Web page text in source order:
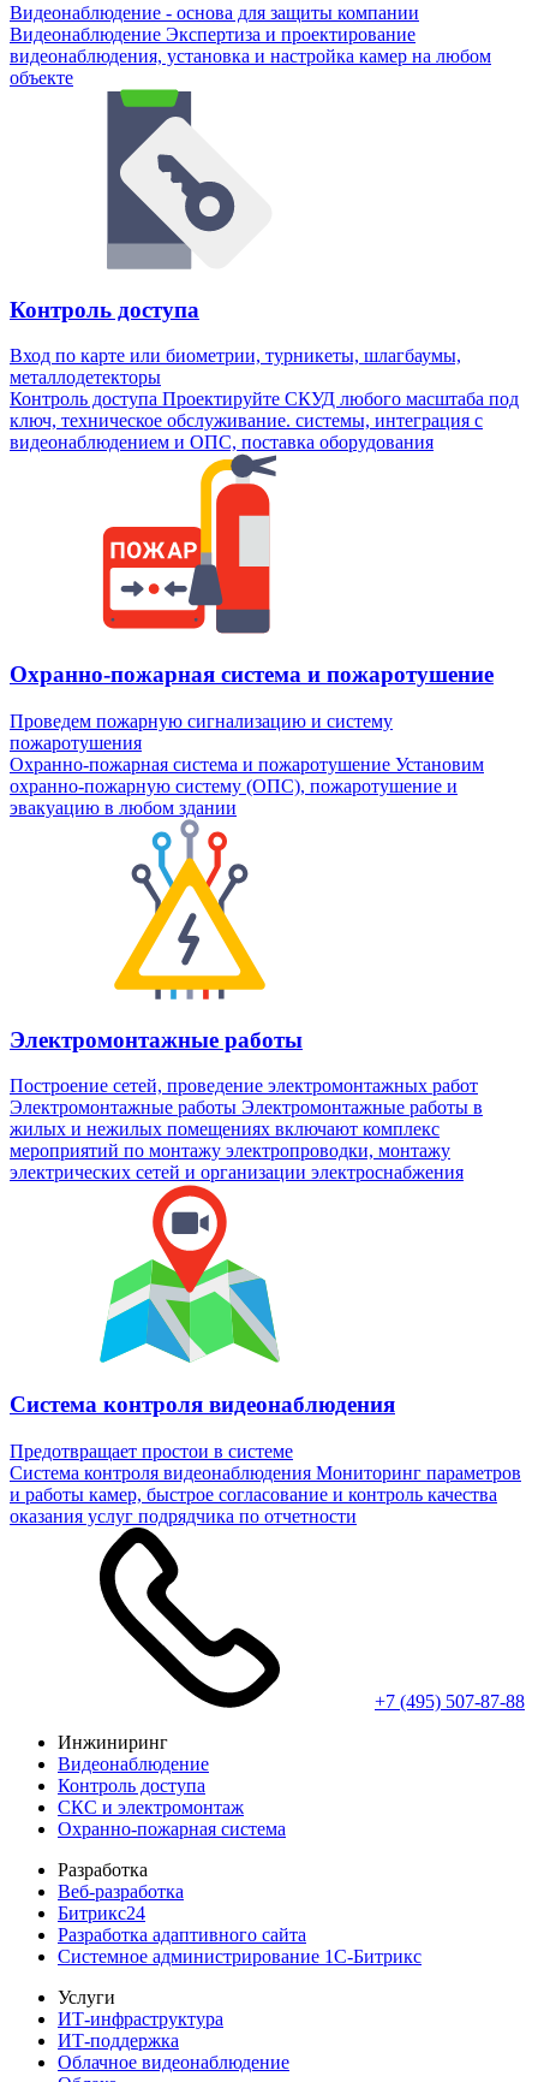
Видеонаблюдение - основа для защиты компании
Видеонаблюдение Экспертиза и проектирование
видеонаблюдения, установка и настройка камер на любом
объекте
Контроль доступа
Вход по карте или биометрии, турникеты, шлагбаумы,
металлодетекторы
Контроль доступа Проектируйте СКУД любого масштаба под
ключ, техническое обслуживание. системы, интеграция с
видеонаблюдением и ОПС, поставка оборудования
Охранно-пожарная система и пожаротушение
Проведем пожарную сигнализацию и систему
пожаротушения
Охранно-пожарная система и пожаротушение Установим
охранно-пожарную систему (ОПС), пожаротушение и
эвакуацию в любом здании
Электромонтажные работы
Построение сетей, проведение электромонтажных работ
Электромонтажные работы Электромонтажные работы в
жилых и нежилых помещениях включают комплекс
мероприятий по монтажу электропроводки, монтажу
электрических сетей и организации электроснабжения
Система контроля видеонаблюдения
Предотвращает простои в системе
Система контроля видеонаблюдения Мониторинг параметров
и работы камер, быстрое согласование и контроль качества
оказания услуг подрядчика по отчетности
+7 (495) 507-87-88
Инжиниринг
Видео­наблюдение
Контроль доступа
СКС и электро­монтаж
Охранно-пожарная система
Разработка
Веб-разработка
Битрикс24
Разработка адаптивного сайта
Системное администрирование 1С-Битрикс
Услуги
ИТ-инфра­структура
ИТ-поддержка
Облачное видеонаблюдение